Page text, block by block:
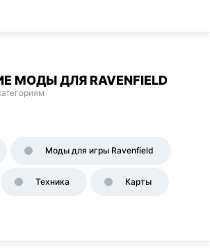
МОДЫ ДЛЯ RAVENFIELD
Моды для игры Ravenfield
Техника Карты